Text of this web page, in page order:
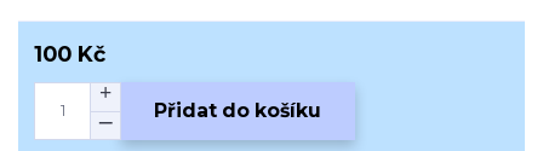
100 Kč
Přidat do košíku